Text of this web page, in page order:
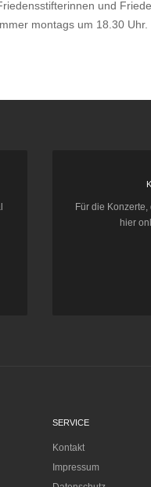
und
montags um 18.30 Uhr.
Für die
hier
SERVICE
Kontakt
Impressum